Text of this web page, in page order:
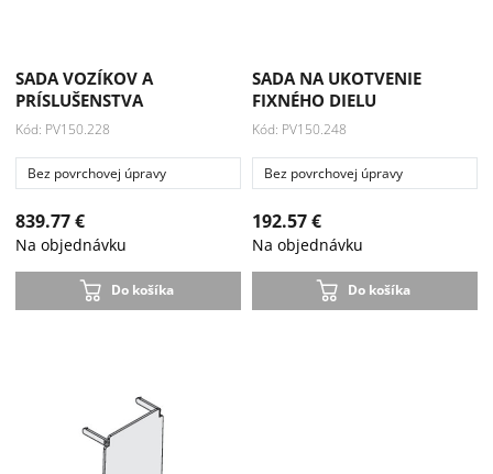
SADA VOZÍKOV A
PRÍSLUŠENSTVA
Kód: PV150.228
Bez povrchovej úpravy
839.77 €
Na objednávku
Do košíka
SADA NA UKOTVENIE
FIXNÉHO DIELU
Kód: PV150.248
Bez povrchovej úpravy
192.57 €
Na objednávku
Do košíka